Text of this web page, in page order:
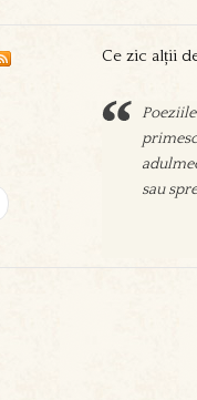
Ce zic alții
sau
Sorin
aşeza